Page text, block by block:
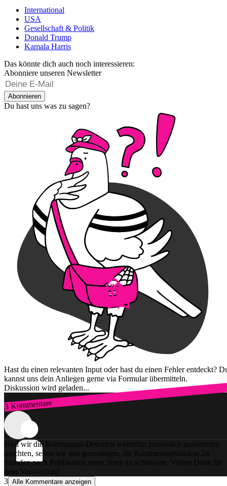
International
USA
Gesellschaft & Politik
Donald Trump
Kamala Harris
Das könnte dich auch noch interessieren:
Abonniere unseren Newsletter
Abonnieren
Du hast uns was zu sagen?
Hast du einen relevanten Input oder hast du einen Fehler entdeckt?
kannst uns dein Anliegen gerne via Formular übermitteln.
Diskussion wird geladen...
3 Kommentare
Zum Login
Weil wir die Kommentar-Debatten weiterhin persönlich moderieren
möchten, sehen wir uns gezwungen, die Kommentarfunktion 24
Stunden nach Publikation einer Story zu schliessen. Vielen Dank für
dein Verständnis!
3 Alle Kommentare anzeigen